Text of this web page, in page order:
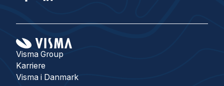
Visma Group
Karriere
Visma i Danmark